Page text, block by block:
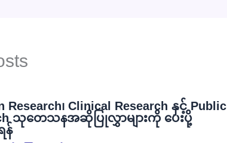
Research၊ Clinical Research နှင့် Public
သုတေသနအဆိုပြုလွှာများကို ပေးပို့
န်